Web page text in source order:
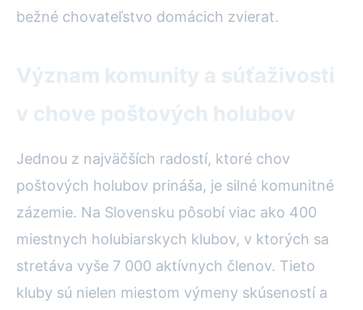
bežné chovateľstvo domácich zvierat.
Význam komunity a súťaživosti
v chove poštových holubov
Jednou z najväčších radostí, ktoré chov
poštových holubov prináša, je silné komunitné
zázemie. Na Slovensku pôsobí viac ako 400
miestnych holubiarskych klubov, v ktorých sa
stretáva vyše 7 000 aktívnych členov. Tieto
kluby sú nielen miestom výmeny skúseností a